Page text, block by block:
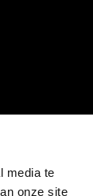
media te
onze site